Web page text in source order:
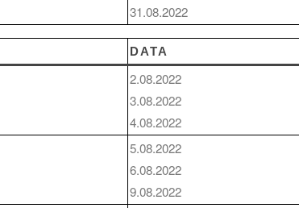
31.08.2022
DATA
2.08.2022
3.08.2022
4.08.2022
5.08.2022
6.08.2022
9.08.2022